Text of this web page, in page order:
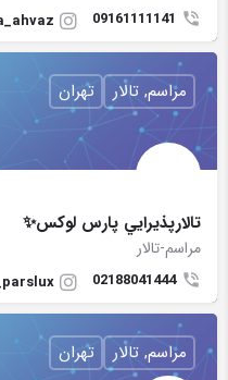
09161111141
تالارپذيرايي پارس لوكس✨
مراسم-تالار
02188041444
مراسم, تالار تهران
مراسم, تالار تهران